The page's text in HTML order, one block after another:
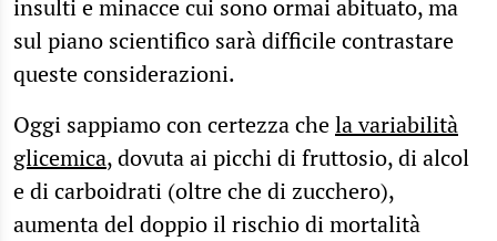
insulti e minacce cui sono ormai abituato, ma
sul piano scientifico sarà difficile contrastare
queste considerazioni.
Oggi sappiamo con certezza chela variabilità
glicemica, dovuta ai picchi di fruttosio, di alcol
e di carboidrati (oltre che di zucchero),
aumenta del doppio il rischio di mortalità